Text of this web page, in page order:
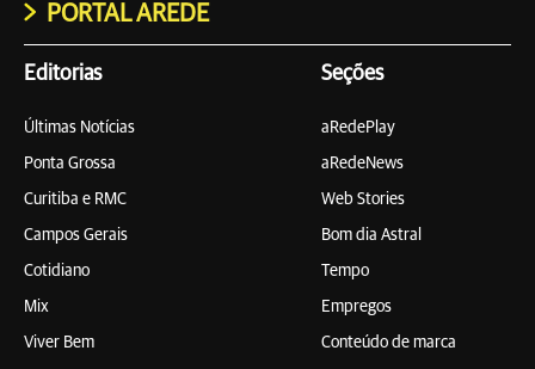
PORTAL AREDE
Editorias
Últimas Notícias
Ponta Grossa
Curitiba e RMC
Campos Gerais
Cotidiano
Mix
Viver Bem
Seções
aRedePlay
aRedeNews
Web Stories
Bom dia Astral
Tempo
Empregos
Conteúdo de marca